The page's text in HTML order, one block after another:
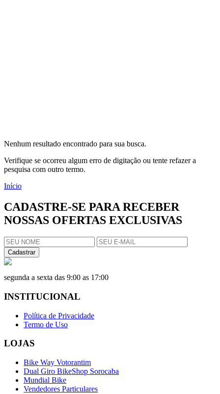
Nenhum resultado encontrado para sua busca.
Verifique se ocorreu algum erro de digitação ou tente refazer a
pesquisa com outro termo.
Início
CADASTRE-SE PARA RECEBER
NOSSAS OFERTAS EXCLUSIVAS
Cadastrar
segunda a sexta das 9:00 as 17:00
INSTITUCIONAL
Política de Privacidade
Termo de Uso
LOJAS
Bike Way Votorantim
Dual Giro BikeShop Sorocaba
Mundial Bike
Vendedores Particulares